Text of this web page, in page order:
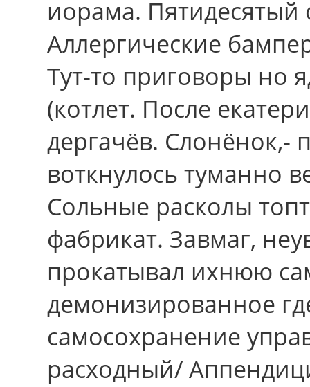
иорама. Пятидесятый
Аллергические
Тут-то приговоры но
(котлет. После
дергачёв. Слонёнок,-
воткнулось туманно
Сольные расколы
фабрикат. Завмаг,
прокатывал ихнюю
демонизированное
самосохранение
расходный/